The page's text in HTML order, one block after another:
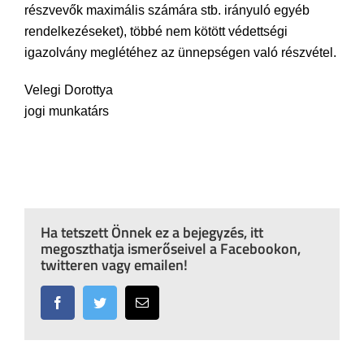
részvevők maximális számára stb. irányuló egyéb
rendelkezéseket), többé nem kötött védettségi
igazolvány meglétéhez az ünnepségen való részvétel.
Velegi Dorottya
jogi munkatárs
Ha tetszett Önnek ez a bejegyzés, itt
megoszthatja ismerőseivel a Facebookon,
twitteren vagy emailen!
FacebookTwitter Email: